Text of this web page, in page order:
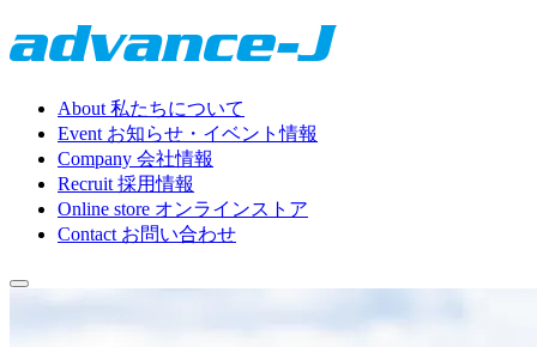
About 私たちについて
Event お知らせ・イベント情報
Company 会社情報
Recruit 採用情報
Online store オンラインストア
Contact お問い合わせ